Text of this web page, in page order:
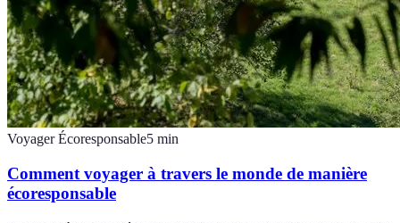
Voyager Écoresponsable5 min
Comment voyager à travers le monde de manière
écoresponsable